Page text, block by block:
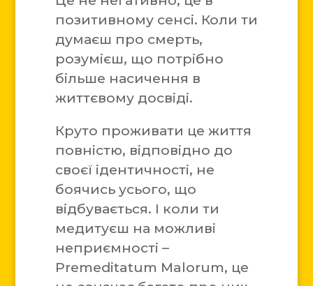
позитивному сенсі. Коли ти
думаєш про смерть,
розумієш, що потрібно
більше насичення в
життєвому досвіді.
Круто проживати це життя
повністю, відповідно до
своєї ідентичності, не
боячись усього, що
відбувається. І коли ти
медитуєш на можливі
неприємності –
Premeditatum Malorum, це